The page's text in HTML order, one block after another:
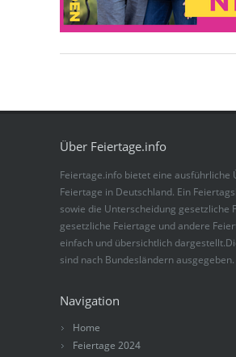
Über Feiertage.info
Feiertage.info bietet eine ausführliche
Feiertage in Deutschland. Ein
sowie die Unterscheidung gesetzliche
gesetzliche Feiertage und andere
einfach und übersichtlich
sind nach Bundesländern ausgegeben.
Navigation
Home
Feiertage 2024